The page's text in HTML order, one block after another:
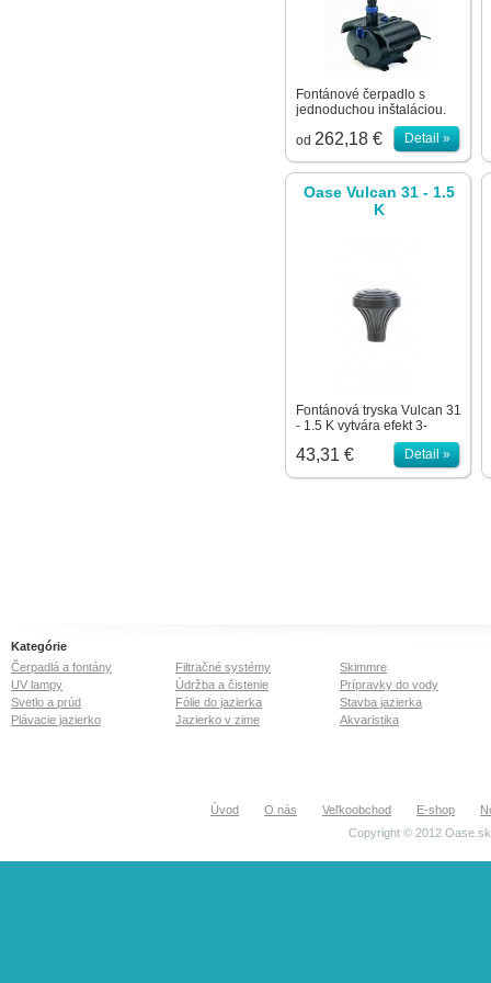
Fontánové čerpadlo s
jednoduchou inštaláciou.
Pôvodné označenie
Nautilus. Mechanicky
nastaviteľný prietok. Vrchnú
časť je možné umiestniť do
plytšej vody. Teleskopický
nástavec od 30 cm do max.
52 cm. Súčasťou balenia
od 262,18 € Detail »
Oase Vulcan 31 - 1.5
K
Fontánová tryska Vulcan 31
- 1.5 K vytvára efekt 3-
poschodovej fontány s
celkovo 31 otvormi
priemeru 1,5mm.
43,31 € Detail »
Kategórie
Čerpadlá a fontány
Filtračné systémy
Skimmre
UV lampy
Údržba a čistenie
Prípravky do vody
Svetlo a prúd
Fólie do jazierka
Stavba jazierka
Plávacie jazierko
Jazierko v zime Akvaristika
Úvod O nás Veľkoobchod E-shop
Copyright © 2012